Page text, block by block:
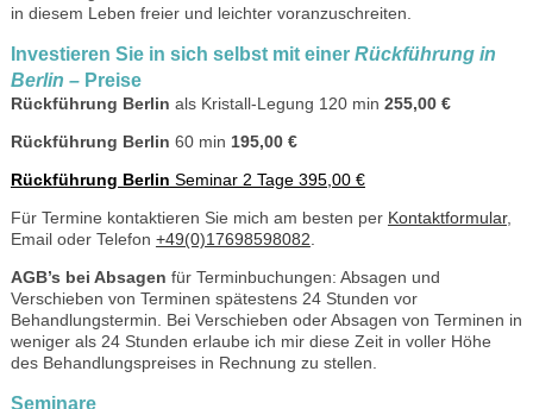
in diesem Leben freier und leichter voranzuschreiten.
Investieren Sie in sich selbst mit einer Rückführung in
Berlin – Preise
Rückführung Berlin als Kristall-Legung 120 min 255,00 €
Rückführung Berlin 60 min 195,00 €
Rückführung Berlin Seminar 2 Tage 395,00 €
Für Termine kontaktieren Sie mich am besten per Kontaktformular,
Email oder Telefon +49(0)17698598082.
AGB’s bei Absagen für Terminbuchungen: Absagen und
Verschieben von Terminen spätestens 24 Stunden vor
Behandlungstermin. Bei Verschieben oder Absagen von Terminen in
weniger als 24 Stunden erlaube ich mir diese Zeit in voller Höhe
des Behandlungspreises in Rechnung zu stellen.
Seminare